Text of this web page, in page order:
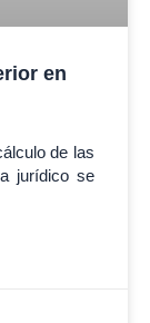
en
de las
jurídico se